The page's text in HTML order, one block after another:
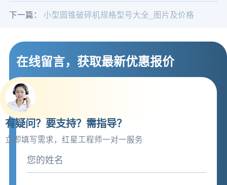
下一篇： 小型圆锥破碎机规格型号大全_图片及价格
在线留言，获取最新优惠报价
有疑问？要支持？需指导？
立即填写需求，红星工程师一对一服务